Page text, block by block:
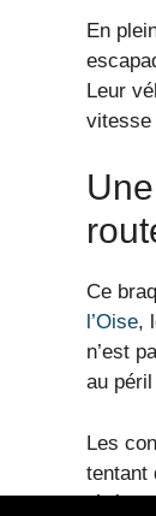
En
Leur
vitesse
Ce
l’Oise,
n’est
au
Les
tentant
légère